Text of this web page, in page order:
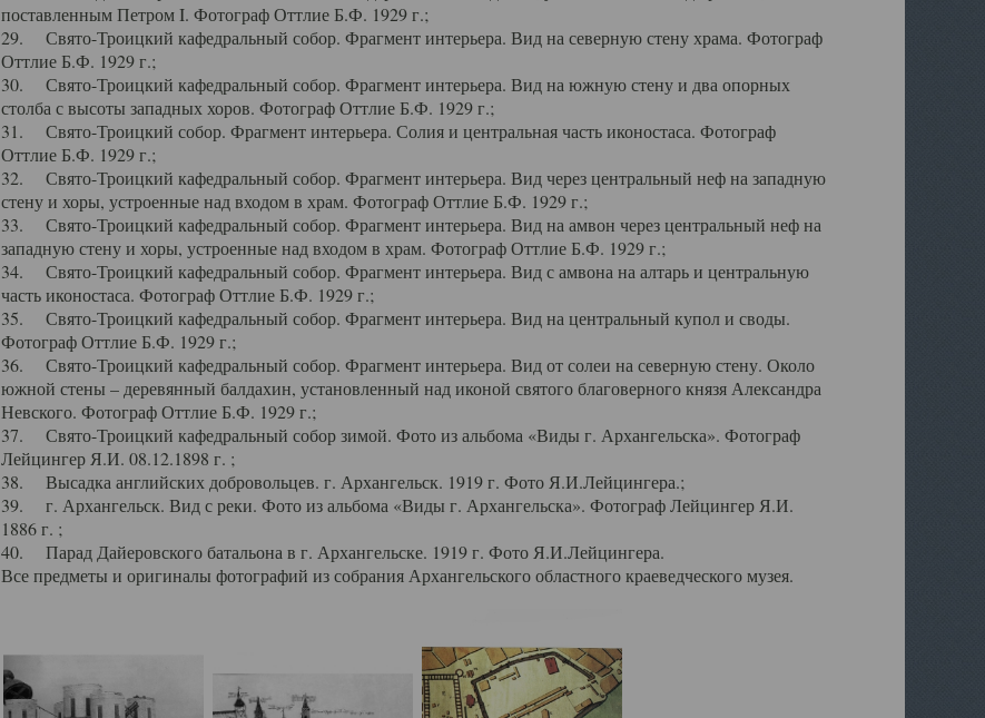
поставленным Петром I. Фотограф Оттлие Б.Ф. 1929 г.;
29. Свято-Троицкий кафедральный собор. Фрагмент интерьера. Вид на северную стену храма. Фотограф
Оттлие Б.Ф. 1929 г.;
30. Свято-Троицкий кафедральный собор. Фрагмент интерьера. Вид на южную стену и два опорных
столба с высоты западных хоров. Фотограф Оттлие Б.Ф. 1929 г.;
31. Свято-Троицкий собор. Фрагмент интерьера. Солия и центральная часть иконостаса. Фотограф
Оттлие Б.Ф. 1929 г.;
32. Свято-Троицкий кафедральный собор. Фрагмент интерьера. Вид через центральный неф на западную
стену и хоры, устроенные над входом в храм. Фотограф Оттлие Б.Ф. 1929 г.;
33. Свято-Троицкий кафедральный собор. Фрагмент интерьера. Вид на амвон через центральный неф на
западную стену и хоры, устроенные над входом в храм. Фотограф Оттлие Б.Ф. 1929 г.;
34. Свято-Троицкий кафедральный собор. Фрагмент интерьера. Вид с амвона на алтарь и центральную
часть иконостаса. Фотограф Оттлие Б.Ф. 1929 г.;
35. Свято-Троицкий кафедральный собор. Фрагмент интерьера. Вид на центральный купол и своды.
Фотограф Оттлие Б.Ф. 1929 г.;
36. Свято-Троицкий кафедральный собор. Фрагмент интерьера. Вид от солеи на северную стену. Около
южной стены – деревянный балдахин, установленный над иконой святого благоверного князя Александра
Невского. Фотограф Оттлие Б.Ф. 1929 г.;
37. Свято-Троицкий кафедральный собор зимой. Фото из альбома «Виды г. Архангельска». Фотограф
Лейцингер Я.И. 08.12.1898 г. ;
38. Высадка английских добровольцев. г. Архангельск. 1919 г. Фото Я.И.Лейцингера.;
39. г. Архангельск. Вид с реки. Фото из альбома «Виды г. Архангельска». Фотограф Лейцингер Я.И.
1886 г. ;
40. Парад Дайеровского батальона в г. Архангельске. 1919 г. Фото Я.И.Лейцингера.
Все предметы и оригиналы фотографий из собрания Архангельского областного краеведческого музея.